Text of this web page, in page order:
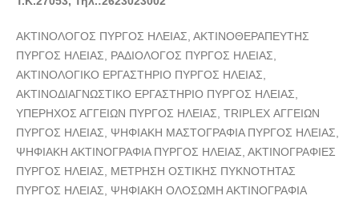
ΑΚΤΙΝΟΛΟΓΟΣ ΠΥΡΓΟΣ ΗΛΕΙΑΣ, ΑΚΤΙΝΟΘΕΡΑΠΕΥΤΗΣ
ΠΥΡΓΟΣ ΗΛΕΙΑΣ, ΡΑΔΙΟΛΟΓΟΣ ΠΥΡΓΟΣ ΗΛΕΙΑΣ,
ΑΚΤΙΝΟΛΟΓΙΚΟ ΕΡΓΑΣΤΗΡΙΟ ΠΥΡΓΟΣ ΗΛΕΙΑΣ,
ΑΚΤΙΝΟΔΙΑΓΝΩΣΤΙΚΟ ΕΡΓΑΣΤΗΡΙΟ ΠΥΡΓΟΣ ΗΛΕΙΑΣ,
ΥΠΕΡΗΧΟΣ ΑΓΓΕΙΩΝ ΠΥΡΓΟΣ ΗΛΕΙΑΣ, TRIPLEX ΑΓΓΕΙΩΝ
ΠΥΡΓΟΣ ΗΛΕΙΑΣ, ΨΗΦΙΑΚΗ ΜΑΣΤΟΓΡΑΦΙΑ ΠΥΡΓΟΣ ΗΛΕΙΑΣ,
ΨΗΦΙΑΚΗ ΑΚΤΙΝΟΓΡΑΦΙΑ ΠΥΡΓΟΣ ΗΛΕΙΑΣ, ΑΚΤΙΝΟΓΡΑΦΙΕΣ
ΠΥΡΓΟΣ ΗΛΕΙΑΣ, ΜΕΤΡΗΣΗ ΟΣΤΙΚΗΣ ΠΥΚΝΟΤΗΤΑΣ
ΠΥΡΓΟΣ ΗΛΕΙΑΣ, ΨΗΦΙΑΚΗ ΟΛΟΣΩΜΗ ΑΚΤΙΝΟΓΡΑΦΙΑ